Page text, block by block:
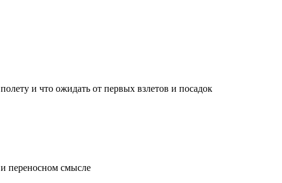
и что ожидать от первых взлетов и посадок
переносном смысле